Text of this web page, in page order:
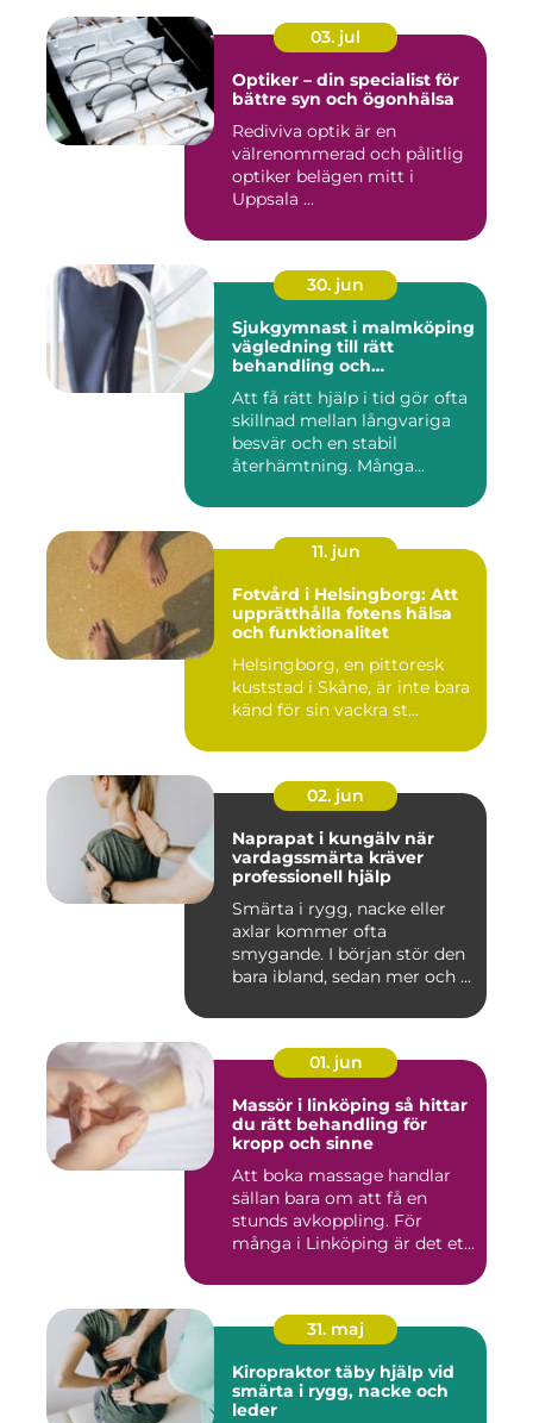
03. jul
Optiker – din specialist för
bättre syn och ögonhälsa
Rediviva optik är en
välrenommerad och pålitlig
optiker belägen mitt i
Uppsala ...
30. jun
Sjukgymnast i malmköping
vägledning till rätt
behandling och
Att få rätt hjälp i tid gör ofta
skillnad mellan långvariga
besvär och en stabil
återhämtning. Många...
11. jun
Fotvård i Helsingborg: Att
upprätthålla fotens hälsa
och funktionalitet
Helsingborg, en pittoresk
kuststad i Skåne, är inte bara
känd för sin vackra st...
02. jun
Naprapat i kungälv när
vardagssmärta kräver
professionell hjälp
Smärta i rygg, nacke eller
axlar kommer ofta
smygande. I början stör den
bara ibland, sedan mer och ...
01. jun
Massör i linköping så hittar
du rätt behandling för
kropp och sinne
Att boka massage handlar
sällan bara om att få en
stunds avkoppling. För
många i Linköping är det et...
31. maj
Kiropraktor täby hjälp vid
smärta i rygg, nacke och
leder